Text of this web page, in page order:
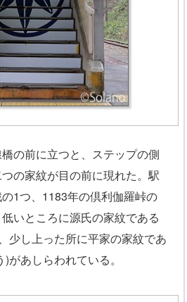
の前に立つと、ステップの側
の家紋が目の前に現れた。駅
1つ、1183年の倶利伽羅峠の
いところに源氏の家紋である
少し上った所に平家の家紋であ
があしらわれている。